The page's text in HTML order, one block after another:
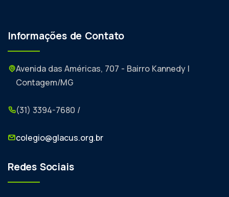
Informações de Contato
Avenida das Américas, 707 - Bairro Kannedy |
Contagem/MG
(31) 3394-7680 /
colegio@glacus.org.br
Redes Sociais